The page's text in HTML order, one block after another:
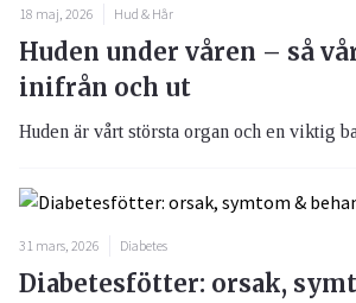
18 maj, 2026 Hud & Hår
Huden under våren – så
inifrån och ut
Huden är vårt största organ och en viktig
31 mars, 2026 Diabetes
Diabetesfötter: orsak,